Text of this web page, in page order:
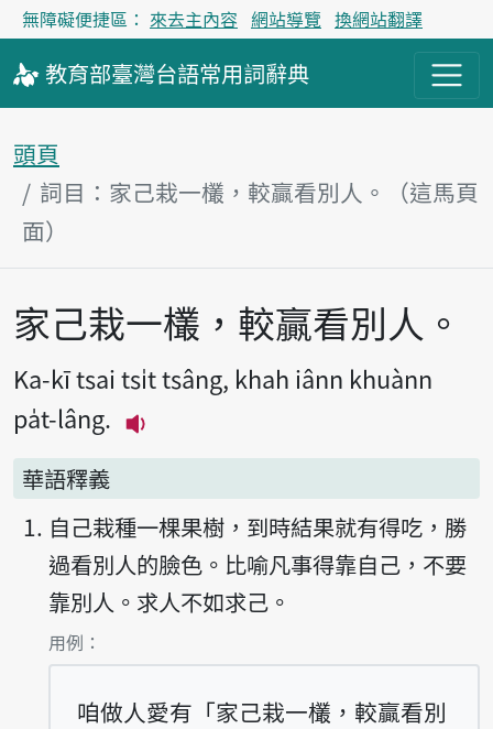
無障礙便捷區： 來去主內容 網站導覽 換網站翻譯
教育部臺灣台語常用詞辭典
頭頁
詞目：家己栽一欉，較贏看別人。（這馬頁
面）
主內容區
家己栽一欉，較贏看別人。
Ka-kī tsai tsi̍t tsâng, khah iânn khuànn
pa̍t-lâng.
華語釋義
自己栽種一棵果樹，到時結果就有得吃，勝
過看別人的臉色。比喻凡事得靠自己，不要
靠別人。求人不如求己。
第1項釋義的
用例：
咱做人愛有「家己栽一欉，較贏看別